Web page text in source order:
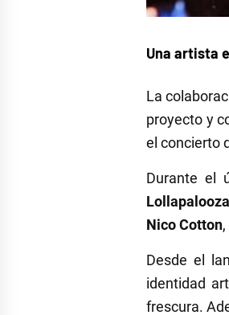
Una artista
La
proyecto y
el concierto
Durante el
Nico Cotton
Desde el
identidad
frescura.